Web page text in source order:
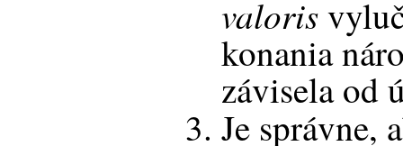
valoris
konania
závisela od
Je správne,